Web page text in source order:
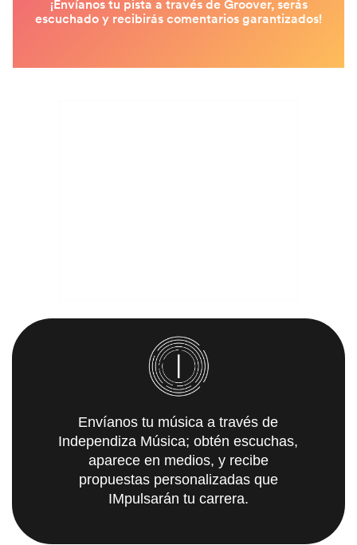
Envíanos tu música a través de
Independiza Música; obtén escuchas,
aparece en medios, y recibe
propuestas personalizadas que
IMpulsarán tu carrera.